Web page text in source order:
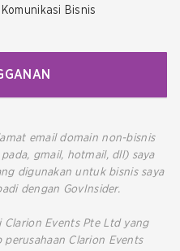
Bisnis
email domain non-bisnis
gmail, hotmail, dll) saya
digunakan untuk bisnis saya
dengan GovInsider.
Clarion Events Pte Ltd yang
Clarion Events